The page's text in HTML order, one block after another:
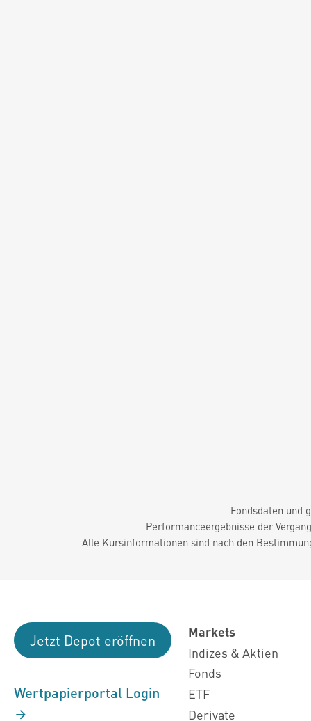
Fondsdaten und
Performanceergebnisse der
Alle Kursinformationen sind nach den
Jetzt Depot eröffnen
Wertpapierportal Login
Markets
Indizes & Aktien
Fonds
ETF
Derivate